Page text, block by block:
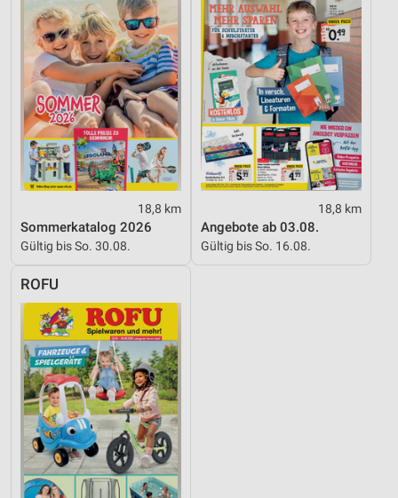
18,8 km
Sommerkatalog 2026
Gültig bis So. 30.08.
18,8 km
Angebote ab 03.08.
Gültig bis So. 16.08.
ROFU
Werbung